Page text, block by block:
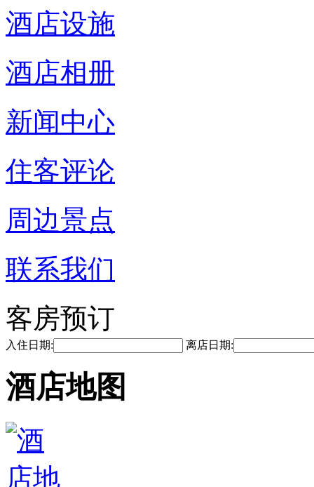
酒店设施
酒店相册
新闻中心
住客评论
周边景点
联系我们
客房预订
入住日期: 离店日期:
酒店地图